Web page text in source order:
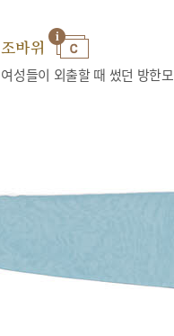
조바위
여성들이 외출할 때 썼던 방한모